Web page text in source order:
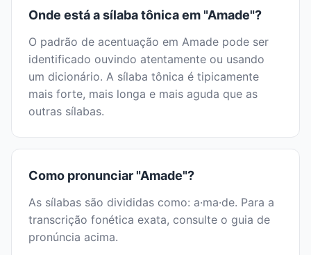
Onde está a sílaba tônica em "Amade"?
O padrão de acentuação em Amade pode ser
identificado ouvindo atentamente ou usando
um dicionário. A sílaba tônica é tipicamente
mais forte, mais longa e mais aguda que as
outras sílabas.
Como pronunciar "Amade"?
As sílabas são divididas como: a·ma·de. Para a
transcrição fonética exata, consulte o guia de
pronúncia acima.